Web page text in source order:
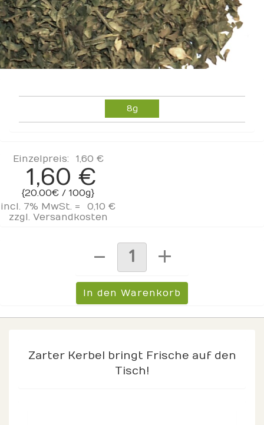
8g
Einzelpreis: 1,60 €
1,60 €
{20.00€ / 100g}
incl. 7% MwSt. =
0,10 €
zzgl. Versandkosten
Zarter Kerbel bringt Frische auf den
Tisch!